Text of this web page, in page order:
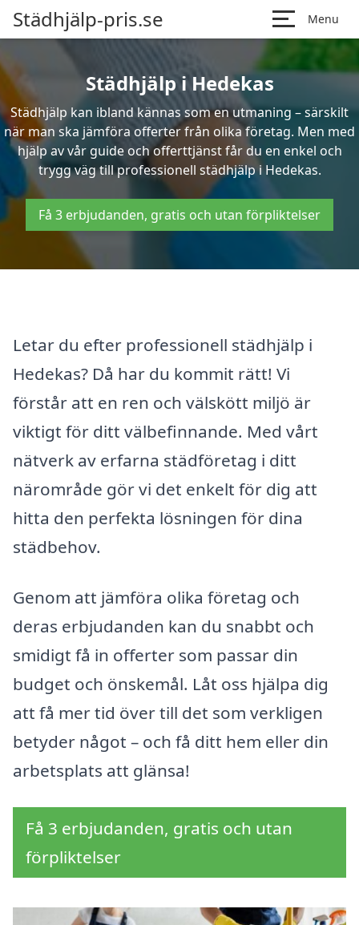
Städhjälp-pris.se Menu
Städhjälp i Hedekas
Städhjälp kan ibland kännas som en utmaning – särskilt
när man ska jämföra offerter från olika företag. Men med
hjälp av vår guide och offerttjänst får du en enkel och
trygg väg till professionell städhjälp i Hedekas.
Få 3 erbjudanden, gratis och utan förpliktelser
Letar du efter professionell städhjälp i
Hedekas? Då har du kommit rätt! Vi
förstår att en ren och välskött miljö är
viktigt för ditt välbefinnande. Med vårt
nätverk av erfarna städföretag i ditt
närområde gör vi det enkelt för dig att
hitta den perfekta lösningen för dina
städbehov.
Genom att jämföra olika företag och
deras erbjudanden kan du snabbt och
smidigt få in offerter som passar din
budget och önskemål. Låt oss hjälpa dig
att få mer tid över till det som verkligen
betyder något – och få ditt hem eller din
arbetsplats att glänsa!
Få 3 erbjudanden, gratis och utan
förpliktelser